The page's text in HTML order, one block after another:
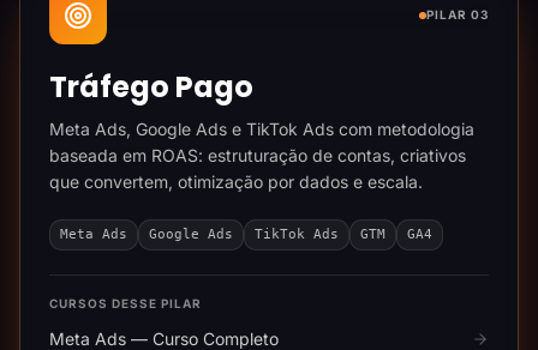
PILAR 03
Tráfego Pago
Meta Ads, Google Ads e TikTok Ads com metodologia
baseada em ROAS: estruturação de contas, criativos
que convertem, otimização por dados e escala.
Meta Ads Google Ads TikTok Ads GTM GA4
CURSOS DESSE PILAR
Meta Ads — Curso Completo